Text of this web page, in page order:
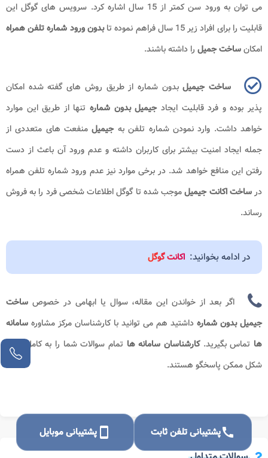
می توان به ورود سن کمتر از 15 سال اشاره کرد. سرویس های گوگل این
قابلیت را برای افراد زیر 15 سال فراهم نموده تا
بدون ورود شماره تلفن همراه
امکانساخت جمیل را داشته باشند.
ساخت جیمیلبدون شماره از طریق روش های گفته شده امکان
پذیر بوده و فرد قابلیت ایجادجیمیل بدون شمارهتنها از طریق این موارد
خواهد داشت. وارد نمودن شماره تلفن بهجیمیل منفعت های متعددی از
جمله ایجاد امنیت بیشتر برای کاربران داشته و عدم ورود آن باعث از دست
رفتن این منافع خواهد شد. در برخی موارد نیز عدم ورود شماره تلفن همراه
درساخت اکانت جیمیلموجب شده تا گوگل اطلاعات شخصی فرد را به فروش
رساند.
در ادامه بخوانید: اکانت گوگل
اگر بعد از خواندن این مقاله، سوال یا ابهامی در خصوص ساخت
جیمیل بدون شماره داشتید هم می توانید با کارشناسان مرکز مشاوره سامانه
ها تماس بگیرید.کارشناسان سامانه ها تمام سوالات شما را به کامل ترین
شکل ممکن پاسخگو هستند.
callپشتیبانی تلفن ثابت smartphoneپشتیبانی موبایل